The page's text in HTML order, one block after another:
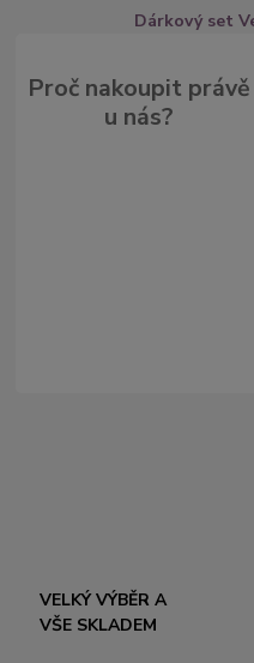
Dárkový set
Proč nakoupit právě
u nás?
VELKÝ VÝBĚR A
VŠE SKLADEM